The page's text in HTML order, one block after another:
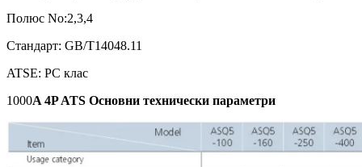
Полюс No:2,3,4
Стандарт: GB/T14048.11
ATSE: PC клас
1000A 4P ATS Основни технически параметри